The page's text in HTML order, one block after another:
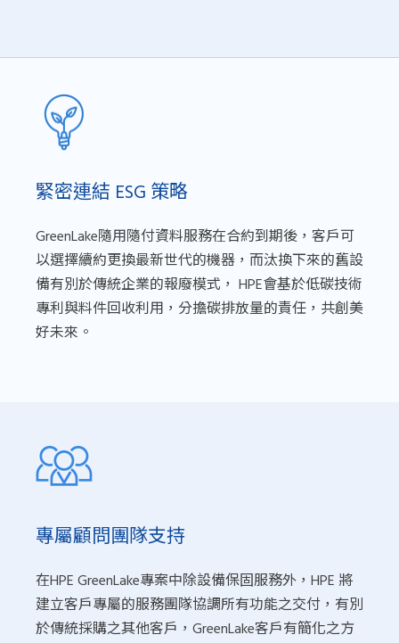
緊密連結 ESG 策略
GreenLake隨用隨付資料服務在合約到期後，客戶可
以選擇續約更換最新世代的機器，而汰換下來的舊設
備有別於傳統企業的報廢模式， HPE會基於低碳技術
專利與料件回收利用，分擔碳排放量的責任，共創美
好未來。
專屬顧問團隊支持
在HPE GreenLake專案中除設備保固服務外，HPE 將
建立客戶專屬的服務團隊協調所有功能之交付，有別
於傳統採購之其他客戶，GreenLake客戶有簡化之方